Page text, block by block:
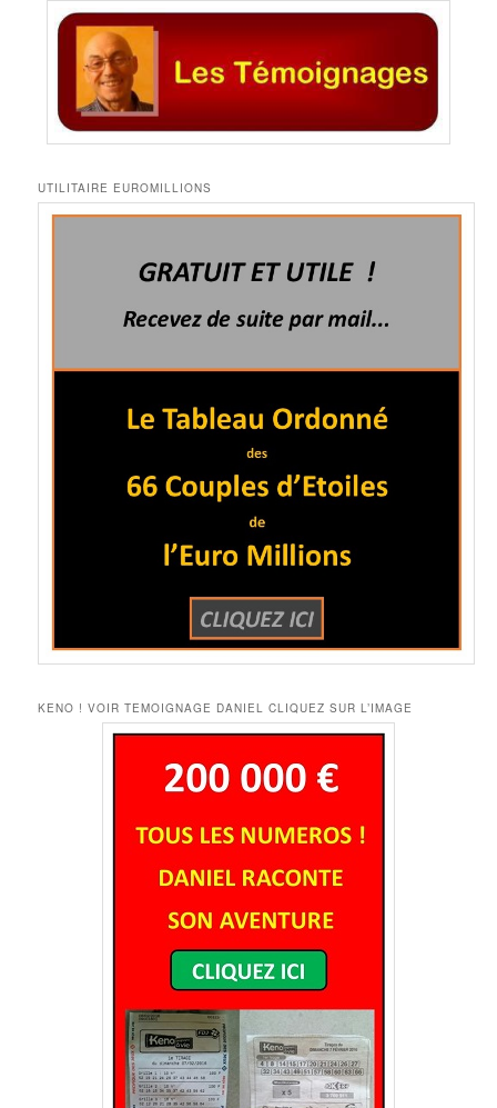
UTILITAIRE EUROMILLIONS
KENO ! VOIR TEMOIGNAGE DANIEL CLIQUEZ SUR L’IMAGE